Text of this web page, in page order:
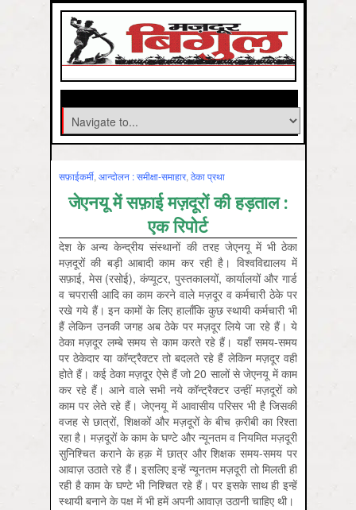
सफ़ाईकर्मी, आन्‍दोलन : समीक्षा-समाहार, ठेका प्रथा
जेएनयू में सफ़ाई मज़दूरों की हड़ताल :
एक रिपोर्ट
देश के अन्‍य केन्‍द्रीय संस्‍थानों की तरह जेएनयू में भी ठेका
मज़दूरों की बड़ी आबादी काम कर रही है। विश्वविद्यालय में
सफ़ाई, मेस (रसोई), कंप्‍यूटर, पुस्तकालयों, कार्यालयों और गार्ड
व चपरासी आदि का काम करने वाले मज़दूर व कर्मचारी ठेके पर
रखे गये हैं। इन कामों के लिए हालाँकि कुछ स्‍थायी कर्मचारी भी
हैं लेकिन उनकी जगह अब ठेके पर मज़दूर लिये जा रहे हैं। ये
ठेका मज़दूर लम्‍बे समय से काम करते रहे हैं। यहाँ समय-समय
पर ठेकेदार या कॉन्‍ट्रैक्‍टर तो बदलते रहे हैं लेकिन मज़दूर वही
होते हैं। कई ठेका मज़दूर ऐसे हैं जो 20 सालों से जेएनयू में काम
कर रहे हैं। आने वाले सभी नये कॉन्‍ट्रैक्‍टर उन्‍हीं मज़दूरों को
काम पर लेते रहे हैं। जेएनयू में आवासीय परिसर भी है जिसकी
वजह से छात्रों, शिक्षकों और मज़दूरों के बीच क़रीबी का रिश्‍ता
रहा है। मज़दूरों के काम के घण्‍टे और न्‍यूनतम व नियमित मज़दूरी
सुनिश्चित कराने के हक़ में छात्र और शिक्षक समय-समय पर
आवाज़ उठाते रहे हैं। इसलिए इन्‍हें न्‍यूनतम मज़दूरी तो मिलती ही
रही है काम के घण्‍टे भी निश्चित रहे हैं। पर इसके साथ ही इन्‍हें
स्‍थायी बनाने के पक्ष में भी हमें अपनी आवाज़ उठानी चाहिए थी।